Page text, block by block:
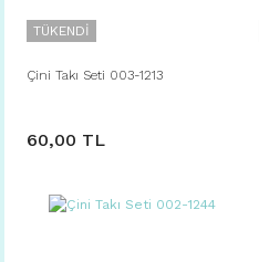
TÜKENDİ
Çini Takı Seti 003-1213
60,00 TL